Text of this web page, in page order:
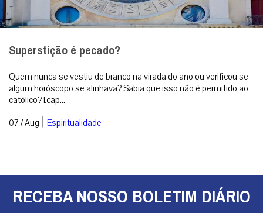
Superstição é pecado?
Quem nunca se vestiu de branco na virada do ano ou verificou se
algum horóscopo se alinhava? Sabia que isso não é permitido ao
católico? [cap...
07 / Aug | Espiritualidade
RECEBA NOSSO BOLETIM DIÁRIO